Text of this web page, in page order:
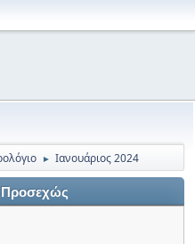
► Ιανουάριος 2024
Προσεχώς